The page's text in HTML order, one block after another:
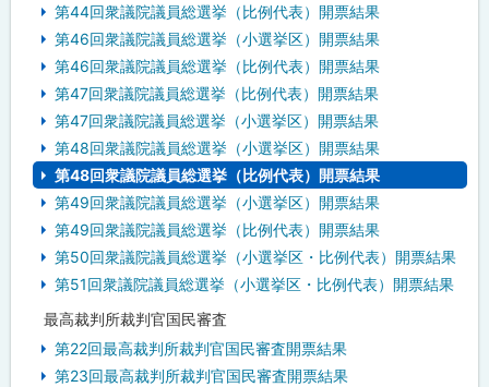
第44回衆議院議員総選挙（比例代表）開票結果
第46回衆議院議員総選挙（小選挙区）開票結果
第46回衆議院議員総選挙（比例代表）開票結果
第47回衆議院議員総選挙（比例代表）開票結果
第47回衆議院議員総選挙（小選挙区）開票結果
第48回衆議院議員総選挙（小選挙区）開票結果
第48回衆議院議員総選挙（比例代表）開票結果
第49回衆議院議員総選挙（小選挙区）開票結果
第49回衆議院議員総選挙（比例代表）開票結果
第50回衆議院議員総選挙（小選挙区・比例代表）開票結果
第51回衆議院議員総選挙（小選挙区・比例代表）開票結果
最高裁判所裁判官国民審査
第22回最高裁判所裁判官国民審査開票結果
第23回最高裁判所裁判官国民審査開票結果